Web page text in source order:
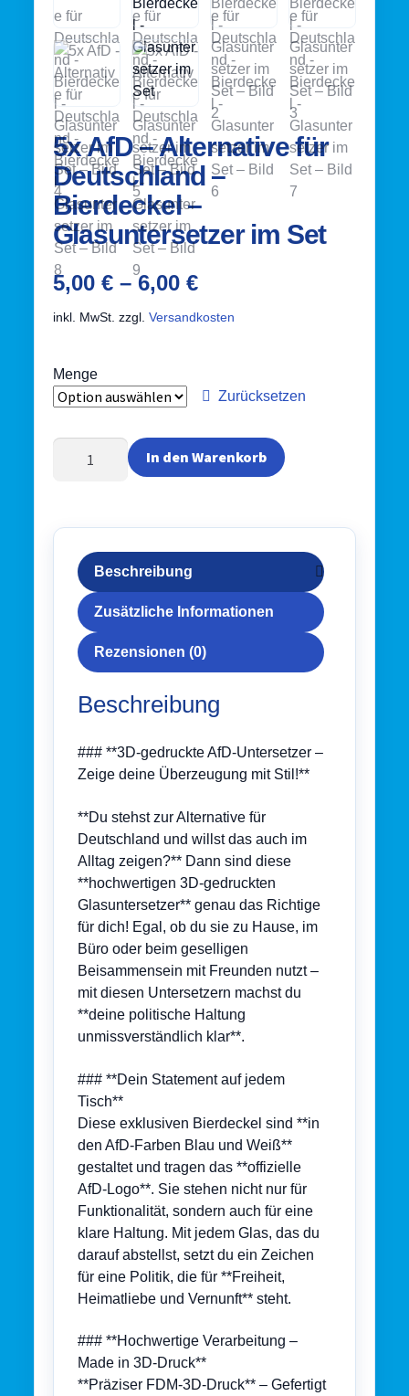
Kontaktformular
Mein Konto
Vertrag widerrufen
Warenkorb
Warenkorb
Widerrufsbelehrung
5x AfD – Alternative für
Deutschland –
Bierdeckel –
Glasuntersetzer im Set
5,00 €–6,00 €
inkl. MwSt. zzgl. Versandkosten
Menge
Zurücksetzen
für
Deutschland
Bierdeckel
Glasuntersetzer
Menge
In den Warenkorb
Beschreibung
Zusätzliche Informationen
Rezensionen (0)
Beschreibung
### **3D-gedruckte AfD-Untersetzer –
Zeige deine Überzeugung mit Stil!**
**Du stehst zur Alternative für
Deutschland und willst das auch im
Alltag zeigen?** Dann sind diese
**hochwertigen 3D-gedruckten
Glasuntersetzer** genau das Richtige
für dich! Egal, ob du sie zu Hause, im
Büro oder beim geselligen
Beisammensein mit Freunden nutzt –
mit diesen Untersetzern machst du
**deine politische Haltung
unmissverständlich klar**.
### **Dein Statement auf jedem
Tisch**
Diese exklusiven Bierdeckel sind **in
den AfD-Farben Blau und Weiß**
gestaltet und tragen das **offizielle
AfD-Logo**. Sie stehen nicht nur für
Funktionalität, sondern auch für eine
klare Haltung. Mit jedem Glas, das du
darauf abstellst, setzt du ein Zeichen
für eine Politik, die für **Freiheit,
Heimatliebe und Vernunft** steht.
### **Hochwertige Verarbeitung –
Made in 3D-Druck**
**Präziser FDM-3D-Druck** – Gefertigt